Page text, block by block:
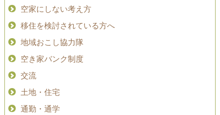
空家にしない考え方
移住を検討されている方へ
地域おこし協力隊
空き家バンク制度
交流
土地・住宅
通勤・通学